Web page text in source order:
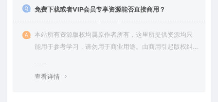
免费下载或者VIP会员专享资源能否直接商用？
本站所有资源版权均属原作者所有，这里所提供资源均只
能用于参考学习，请勿用于商业用途。由商用引起版权纠
查看详情